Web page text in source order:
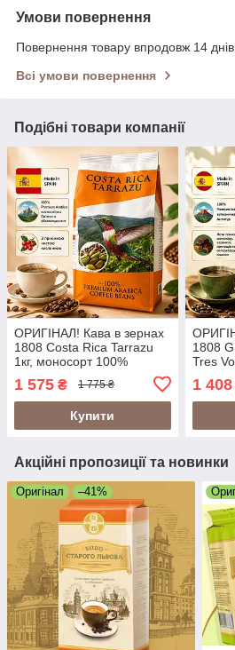
Умови повернення
Повернення товару впродовж 14
Всі умови повернення
Подібні товари компанії
ОРИГІНАЛ! Кава в зернах
1808 Costa Rica Tarrazu
1кг, моносорт 100%
обсмажування з
кислинкою, Іспанія
1 575 ₴ 1 775 ₴
Купити
1808
Tres
1 408
Акційні пропозиції та новинки
Оригінал –41%